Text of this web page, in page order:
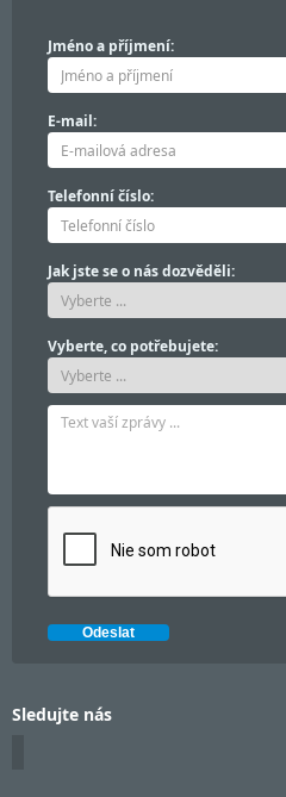
Jméno a příjmení:
E-mail:
Telefonní číslo:
Jak jste se o nás dozvěděli:
Vyberte, co potřebujete:
Sledujte nás